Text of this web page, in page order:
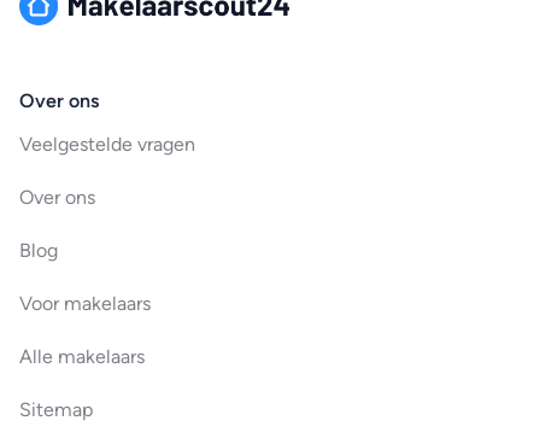
Over ons
Veelgestelde vragen
Over ons
Blog
Voor makelaars
Alle makelaars
Sitemap